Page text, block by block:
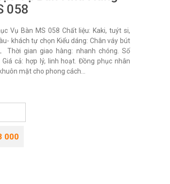
058
Vụ Bàn MS 058 Chất liệu: Kaki, tuýt si,
khách tự chọn Kiểu dáng: Chân váy bút
Thời gian giao hàng: nhanh chóng. Số
cả: hợp lý, linh hoạt. Đồng phục nhân
mặt cho phong cách...
000